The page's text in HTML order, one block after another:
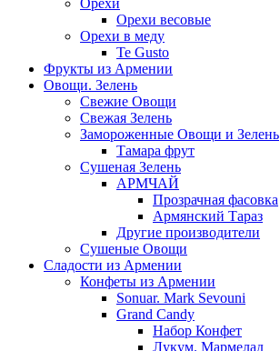
Орехи
Орехи весовые
Орехи в меду
Te Gusto
Фрукты из Армении
Овощи. Зелень
Свежие Овощи
Свежая Зелень
Замороженные Овощи и Зелень
Тамара фрут
Сушеная Зелень
АРМЧАЙ
Прозрачная фасовка
Армянский Тараз
Другие производители
Сушеные Овощи
Сладости из Армении
Конфеты из Армении
Sonuar. Mark Sevouni
Grand Candy
Набор Конфет
Лукум. Мармелад